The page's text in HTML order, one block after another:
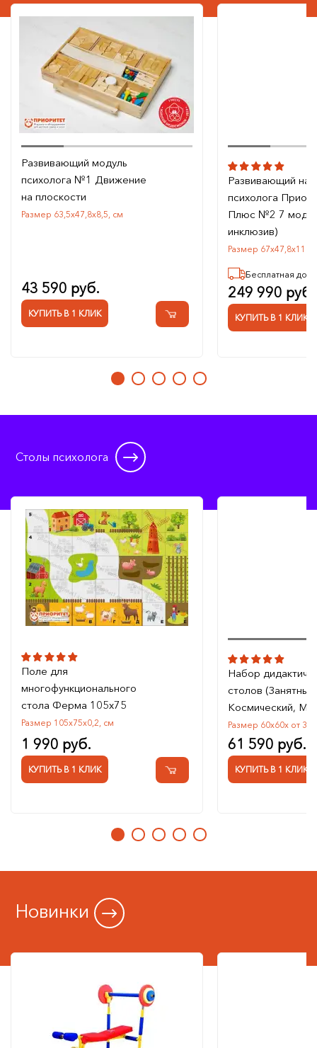
Развивающий модуль
психолога №1 Движение
на плоскости
Размер 63,5х47,8х8,5, см
43 590 руб.
КУПИТЬ В 1 КЛИК
Развивающий
психолога
Плюс №2 7
инклюзив)
Размер 67х47,8х110,
Бесплатная
249 990 руб.
КУПИТЬ В 1 КЛИК
Столы психолога
Поле для
многофункционального
стола Ферма 105x75
Размер 105х75х0,2, см
1 990 руб.
КУПИТЬ В 1 КЛИК
Набор
столов (Занятный,
Космический,
Размер 60х60х от 38
61 590 руб.
КУПИТЬ В 1 КЛИК
Новинки